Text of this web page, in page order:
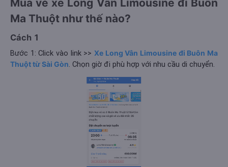
Mua vé xe Long Vân Limousine đi Buôn
Ma Thuột như thế nào?
Cách 1
Bước 1: Click vào link >> Xe Long Vân Limousine đi Buôn Ma
Thuột từ Sài Gòn. Chọn giờ đi phù hợp với nhu cầu di chuyển.